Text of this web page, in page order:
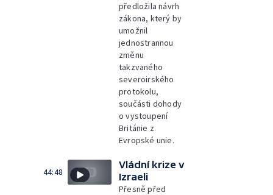
předložila návrh
zákona, který by
umožnil
jednostrannou
změnu
takzvaného
severoirského
protokolu,
součásti dohody
o vystoupení
Británie z
Evropské unie.
44:48
Vládní krize v
Izraeli
Přesně před